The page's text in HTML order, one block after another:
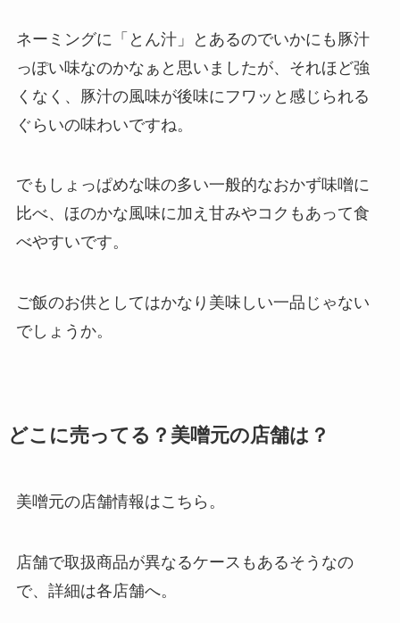
ネーミングに「とん汁」とあるのでいかにも豚汁
っぽい味なのかなぁと思いましたが、それほど強
くなく、豚汁の風味が後味にフワッと感じられる
ぐらいの味わいですね。
でもしょっぱめな味の多い一般的なおかず味噌に
比べ、ほのかな風味に加え甘みやコクもあって食
べやすいです。
ご飯のお供としてはかなり美味しい一品じゃない
でしょうか。
どこに売ってる？美噌元の店舗は？
美噌元の店舗情報はこちら。
店舗で取扱商品が異なるケースもあるそうなの
で、詳細は各店舗へ。